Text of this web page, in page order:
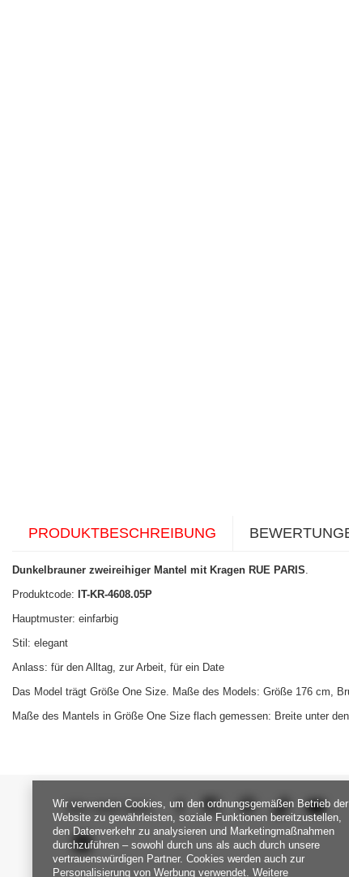
PRODUKTBESCHREIBUNG
Dunkelbrauner zweireihiger Mantel mit Kragen RUE PARIS.
Produktcode: IT-KR-4608.05P
Hauptmuster: einfarbig
Stil: elegant
Anlass: für den Alltag, zur Arbeit, für ein Date
Das Model trägt Größe One Size. Maße des Models: Größe 176 cm,
Maße des Mantels in Größe One Size flach gemessen: Breite unter
SEI UNS NAH
Wir verwenden Cookies, um den ordnungsgemäßen Betrieb der
Website zu gewährleisten, soziale Funktionen bereitzustellen,
den Datenverkehr zu analysieren und Marketingmaßnahmen
durchzuführen – sowohl durch uns als auch durch unsere
vertrauenswürdigen Partner. Cookies werden auch zur
Personalisierung von Werbung verwendet. Weitere